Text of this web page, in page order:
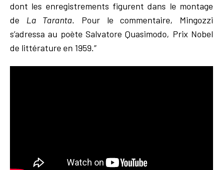
dont les enregistrements figurent dans le montage
de La Taranta. Pour le commentaire, Mingozzi
s’adressa au poète Salvatore Quasimodo, Prix Nobel
de littérature en 1959.”